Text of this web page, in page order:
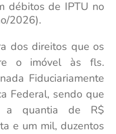
débitos de IPTU no
2026).
dos direitos que os
o imóvel às fls.
Fiduciariamente
Federal, sendo que
a quantia de R$
e um mil, duzentos